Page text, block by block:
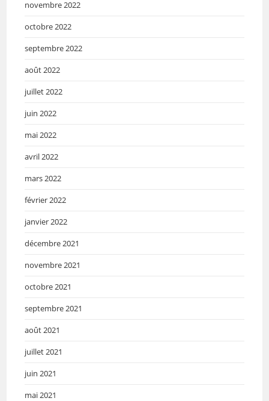
novembre 2022
octobre 2022
septembre 2022
août 2022
juillet 2022
juin 2022
mai 2022
avril 2022
mars 2022
février 2022
janvier 2022
décembre 2021
novembre 2021
octobre 2021
septembre 2021
août 2021
juillet 2021
juin 2021
mai 2021